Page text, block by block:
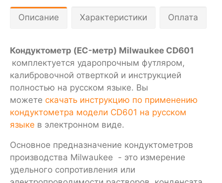
Описание Характеристики Оплата
Кондуктометр (EC-метр) Milwaukee CD601
комплектуется ударопрочным футляром,
калибровочной отверткой и инструкцией
полностью на русском языке. Вы
можете скачать инструкцию по применению
кондуктометра модели CD601 на русском
языке в электронном виде.
Основное предназначение кондуктометров
производства Milwaukee - это измерение
удельного сопротивления или